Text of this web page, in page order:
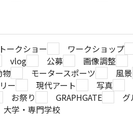
トークショー ワークショップ
vlog 公募 画像調整
物 モータースポーツ 風景
ー 現代アート 写真
お祭り GRAPHGATE グ
大学・専門学校